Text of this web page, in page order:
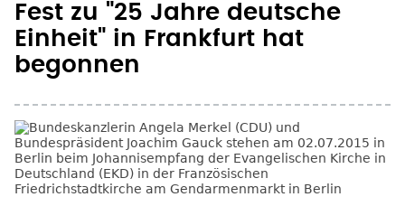
Fest zu "25 Jahre deutsche
Einheit" in Frankfurt hat
begonnen